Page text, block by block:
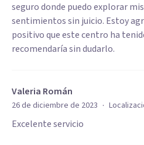
seguro donde puedo explorar
sentimientos sin juicio. Estoy
positivo que este centro ha
recomendaría sin dudarlo.
Valeria Román
26 de diciembre de 2023 ·
Excelente servicio